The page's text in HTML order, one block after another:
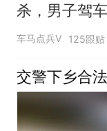
杀，男子驾
跑路人
车马点兵V 125跟贴
交警下乡合